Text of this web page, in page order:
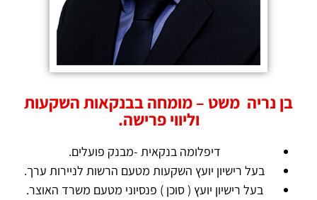
בן נריה משט – מומחה בבנקאות השקעות
וליווי פרישה.
דיפלומה בנקאית -מבנק פועלים.
בעל רישיון יועץ השקעות מטעם הרשות לניירות ערך.
בעל רישיון יועץ ( סוכן ) פנסיוני מטעם משרד האוצר.